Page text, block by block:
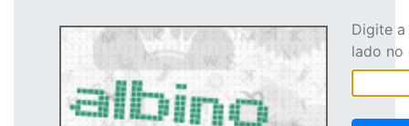
Digite
lado no